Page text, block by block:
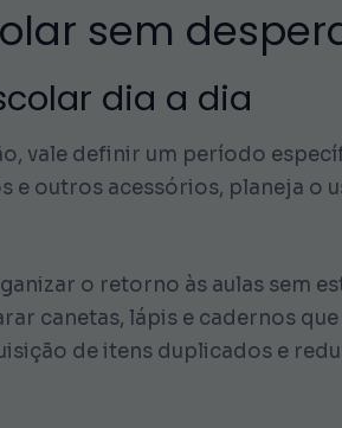
sem
dia a dia
vale definir um período
e outros acessórios, planeja o
o retorno às aulas sem
canetas, lápis e cadernos
de itens duplicados e